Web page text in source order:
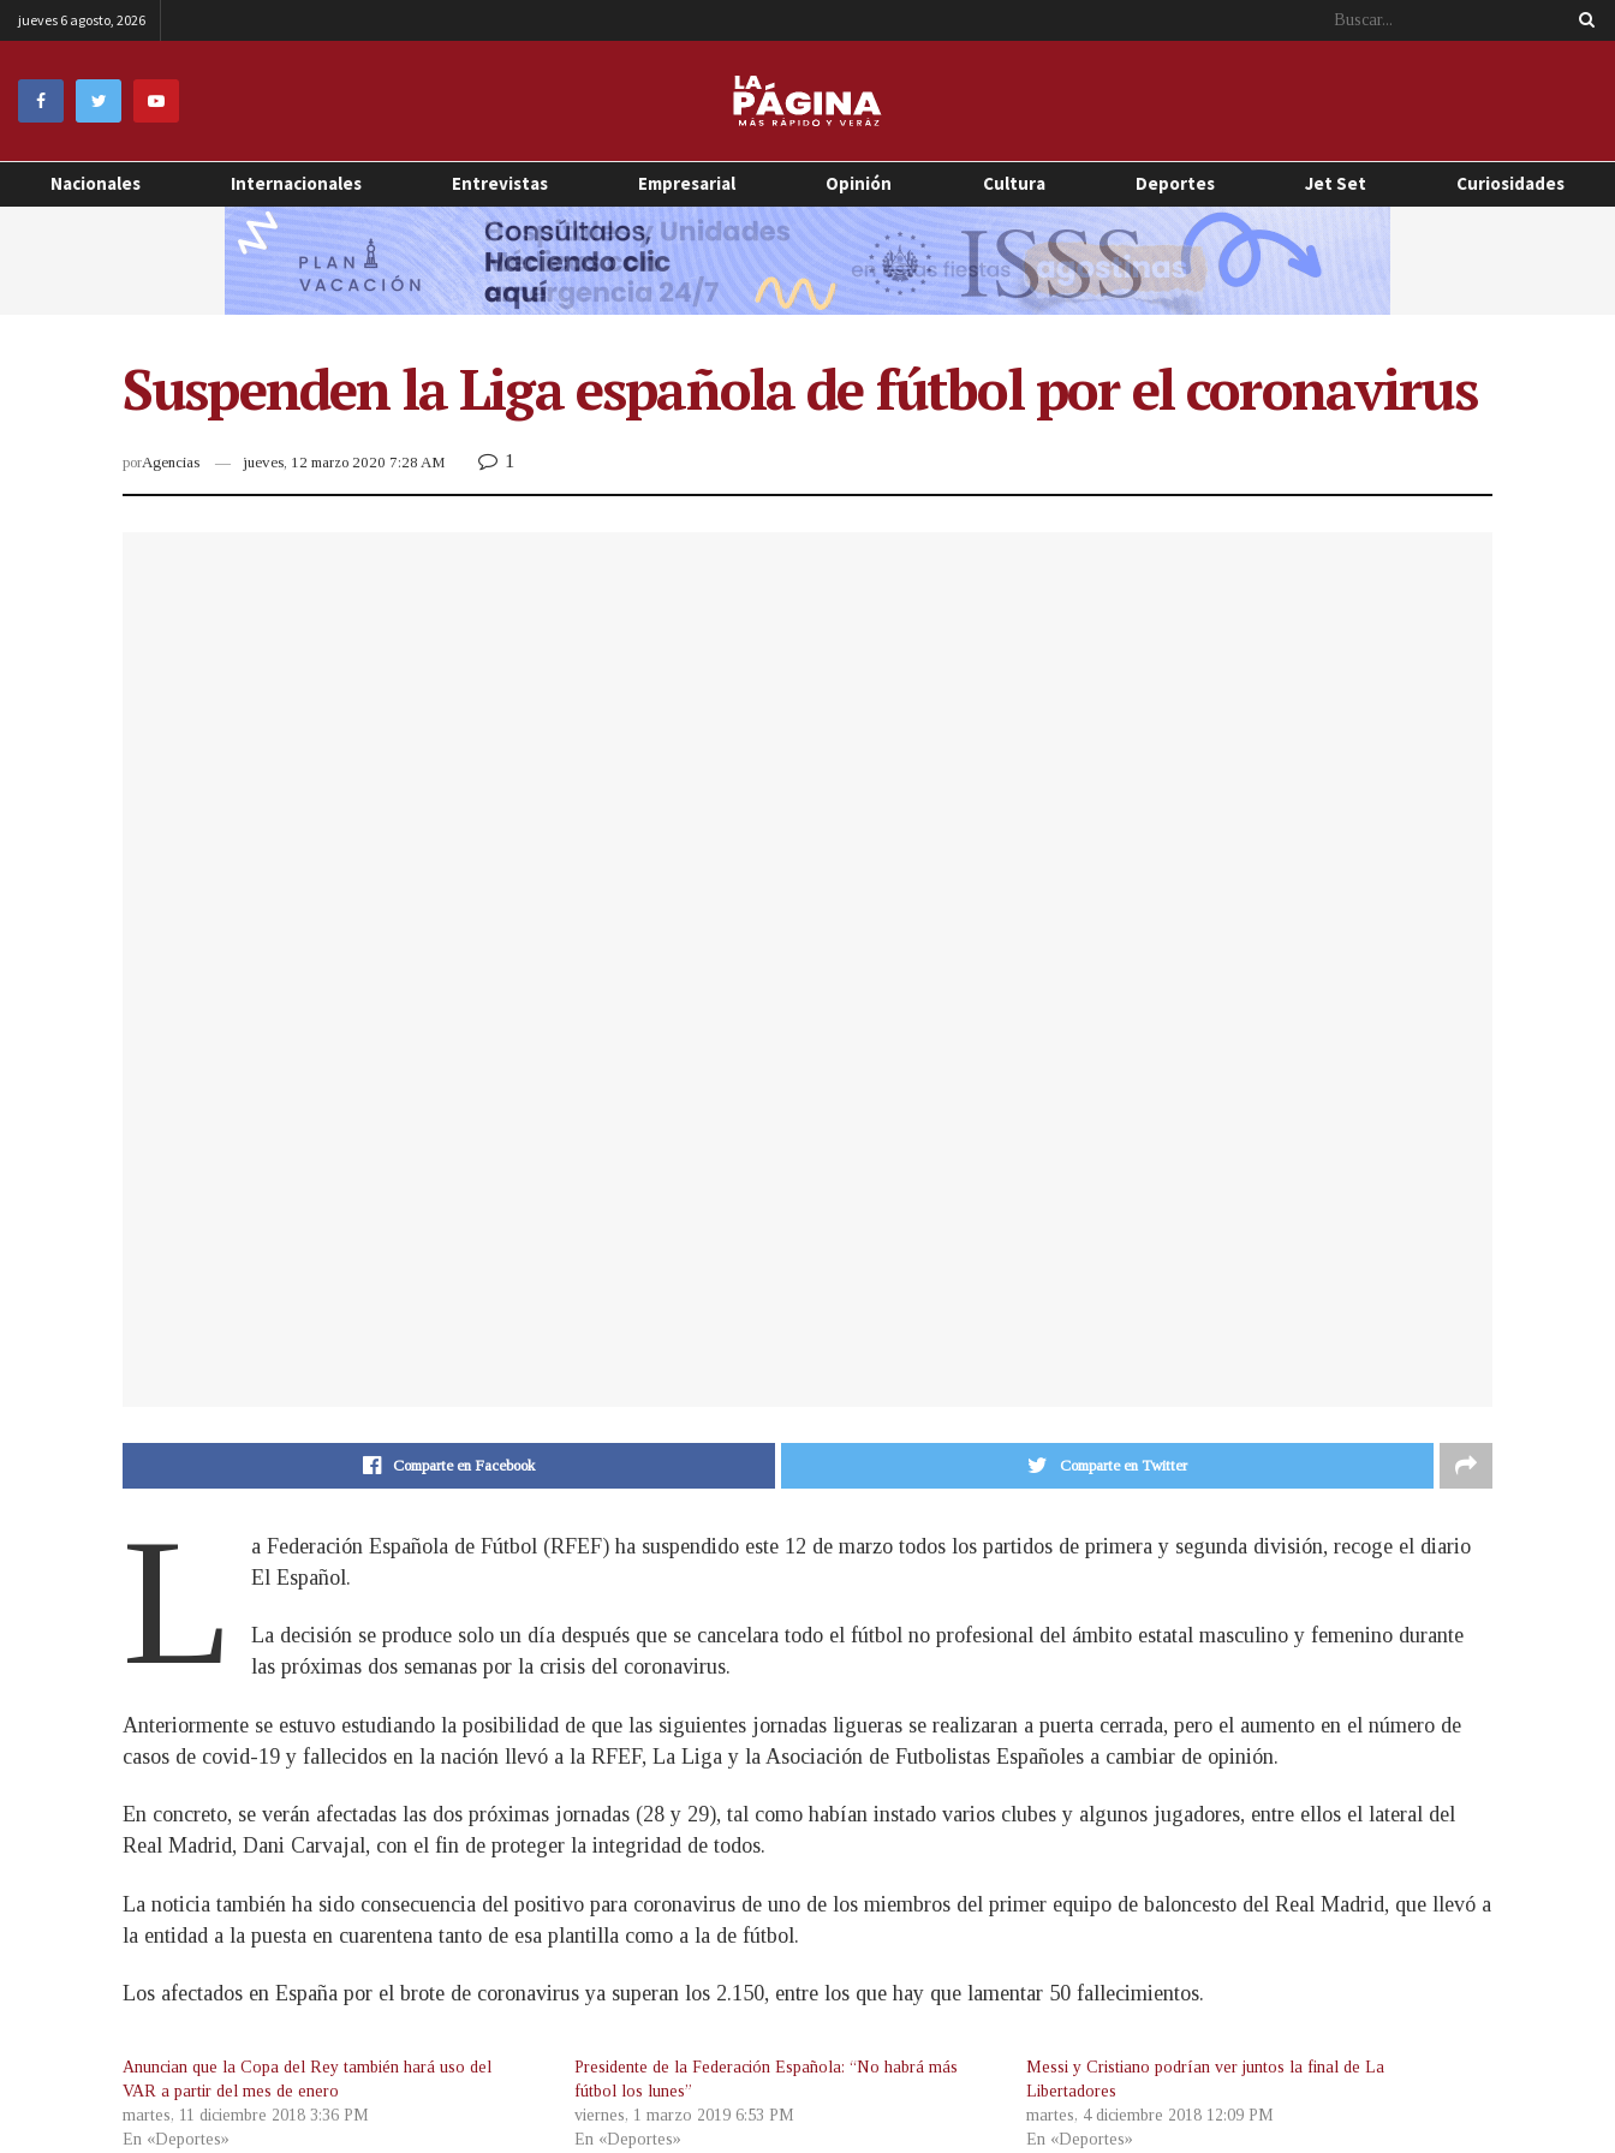
jueves 6 agosto, 2026
Nacionales Internacionales Entrevistas Empresarial Opinión Cultura Deportes Jet Set Curiosidades
Suspenden la Liga española de fútbol por el coronavirus
porAgencias jueves, 12 marzo 2020 7:28 AM 1
Comparte en Facebook Comparte en Twitter
L
a Federación Española de Fútbol (RFEF) ha suspendido este 12 de marzo todos los partidos de primera y segunda división, recoge el diario
El Español.
La decisión se produce solo un día después que se cancelara todo el fútbol no profesional del ámbito estatal masculino y femenino durante
las próximas dos semanas por la crisis del coronavirus.
Anteriormente se estuvo estudiando la posibilidad de que las siguientes jornadas ligueras se realizaran a puerta cerrada, pero el aumento en el número de
casos de covid-19 y fallecidos en la nación llevó a la RFEF, La Liga y la Asociación de Futbolistas Españoles a cambiar de opinión.
En concreto, se verán afectadas las dos próximas jornadas (28 y 29), tal como habían instado varios clubes y algunos jugadores, entre ellos el lateral del
Real Madrid, Dani Carvajal, con el fin de proteger la integridad de todos.
La noticia también ha sido consecuencia del positivo para coronavirus de uno de los miembros del primer equipo de baloncesto del Real Madrid, que llevó a
la entidad a la puesta en cuarentena tanto de esa plantilla como a la de fútbol.
Los afectados en España por el brote de coronavirus ya superan los 2.150, entre los que hay que lamentar 50 fallecimientos.
Anuncian que la Copa del Rey también hará uso del
VAR a partir del mes de enero
martes, 11 diciembre 2018 3:36 PM
En «Deportes»
Presidente de la Federación Española: “No habrá más
fútbol los lunes”
viernes, 1 marzo 2019 6:53 PM
En «Deportes»
Messi y Cristiano podrían ver juntos la final de La
Libertadores
martes, 4 diciembre 2018 12:09 PM
En «Deportes»